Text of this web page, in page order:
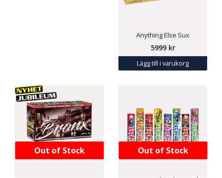
Anything Else Sux
5999 kr
Lägg till i varukorg
Out of Stock Out of Stock